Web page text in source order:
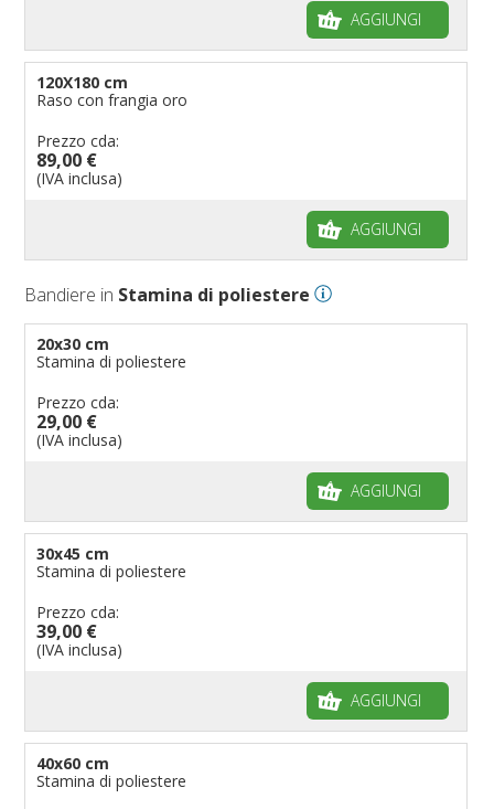
AGGIUNGI
120X180 cm
Raso con frangia oro
Prezzo cda:
89,00 €
(IVA inclusa)
AGGIUNGI
Bandiere in Stamina di poliestere
20x30 cm
Stamina di poliestere
Prezzo cda:
29,00 €
(IVA inclusa)
AGGIUNGI
30x45 cm
Stamina di poliestere
Prezzo cda:
39,00 €
(IVA inclusa)
AGGIUNGI
40x60 cm
Stamina di poliestere